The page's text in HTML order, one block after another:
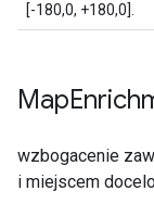
[-180,0, +180,0].
Map
wzbogacenie
i miejscem